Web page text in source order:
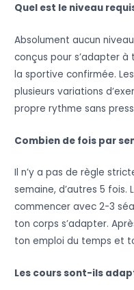
Quel est le niveau
Absolument aucun
conçus pour s’adapter
la sportive confirmée.
plusieurs variations
propre rythme sans
Combien de fois par
Il n’y a pas de règle
semaine, d’autres 5 fois.
commencer avec 2-3
ton corps s’adapter.
ton emploi du temps et
Les cours sont-ils